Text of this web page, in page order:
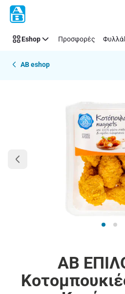
Παράλειψη
Eshop Προσφορές
AB eshop
ΑΒ